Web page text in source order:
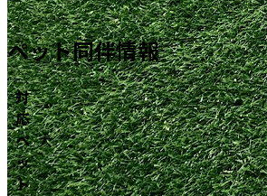
ペット同伴情報
対
応
ペ
ッ
ト
犬